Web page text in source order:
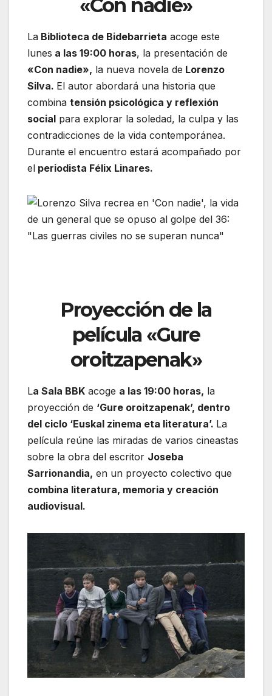
«Con nadie»
La Biblioteca de Bidebarrieta acoge este
lunes a las 19:00 horas, la presentación de
«Con nadie», la nueva novela de Lorenzo
Silva. El autor abordará una historia que
combina tensión psicológica y reflexión
social para explorar la soledad, la culpa y las
contradicciones de la vida contemporánea.
Durante el encuentro estará acompañado por
el periodista Félix Linares.
Proyección de la
película «Gure
oroitzapenak»
La Sala BBK acoge a las 19:00 horas, la
proyección de ‘Gure oroitzapenak’, dentro
del ciclo ‘Euskal zinema eta literatura’. La
película reúne las miradas de varios cineastas
sobre la obra del escritor Joseba
Sarrionandia, en un proyecto colectivo que
combina literatura, memoria y creación
audiovisual.